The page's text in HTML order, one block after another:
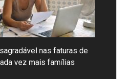
nas faturas de
vez mais famílias